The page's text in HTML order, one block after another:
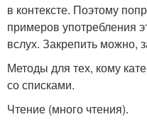
в контексте. Поэтому
примеров употребления
вслух. Закрепить можно,
Методы для тех, кому
со списками.
Чтение (много чтения).